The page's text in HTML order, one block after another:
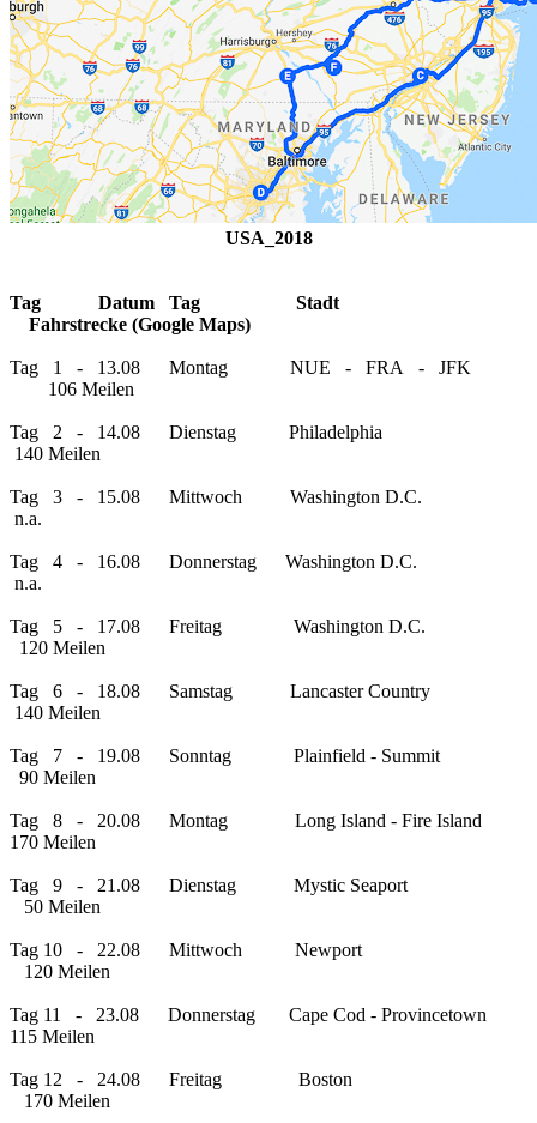
USA_2018
Tag Datum Tag Stadt
Fahrstrecke (Google Maps)
Tag 1 - 13.08 Montag NUE - FRA - JFK
106 Meilen
Tag 2 - 14.08 Dienstag Philadelphia
140 Meilen
Tag 3 - 15.08 Mittwoch Washington D.C.
n.a.
Tag 4 - 16.08 Donnerstag Washington D.C.
n.a.
Tag 5 - 17.08 Freitag Washington D.C.
120 Meilen
Tag 6 - 18.08 Samstag Lancaster Country
140 Meilen
Tag 7 - 19.08 Sonntag Plainfield - Summit
90 Meilen
Tag 8 - 20.08 Montag Long Island - Fire Island
170 Meilen
Tag 9 - 21.08 Dienstag Mystic Seaport
50 Meilen
Tag 10 - 22.08 Mittwoch Newport
120 Meilen
Tag 11 - 23.08 Donnerstag Cape Cod - Provincetown
115 Meilen
Tag 12 - 24.08 Freitag Boston
170 Meilen